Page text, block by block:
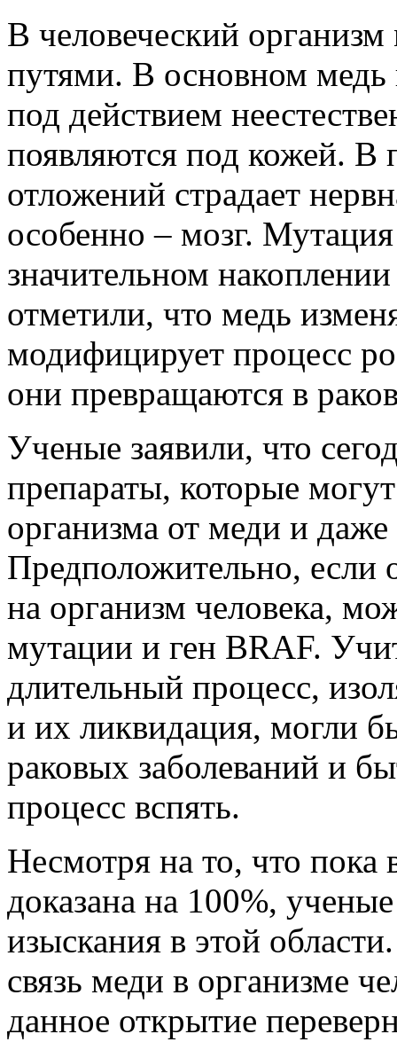
В человеческий
путями. В основном медь
под действием
появляются под кожей. В
отложений страдает
особенно – мозг.
значительном
отметили, что медь
модифицирует процесс
они превращаются в
Ученые заявили, что
препараты, которые
организма от меди и
Предположительно, если
на организм человека,
мутации и ген BRAF.
длительный процесс,
и их ликвидация, могли
раковых заболеваний и
процесс вспять.
Несмотря на то, что пока
доказана на 100%,
изыскания в этой
связь меди в организме
данное открытие